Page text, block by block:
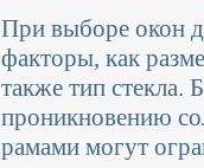
При выборе окон
факторы, как
также тип
проникновению
рамами могут